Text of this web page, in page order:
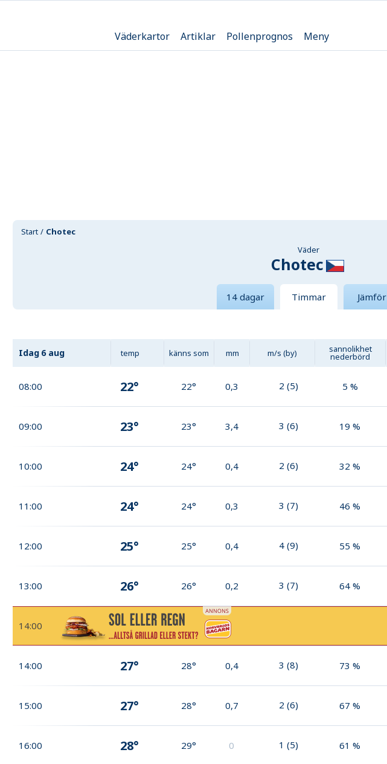
Väderkartor Artiklar Pollenprognos Meny
Start Chotec
Väder
Chotec
14 dagar Timmar Jämför
Idag 6 aug temp känns som mm m/s (by) sannolikhet
nederbörd
08:00 22° 22° 0,3 2 (5) 5 %
09:00 23° 23° 3,4 3 (6) 19 %
10:00 24° 24° 0,4 2 (6) 32 %
11:00 24° 24° 0,3 3 (7) 46 %
12:00 25° 25° 0,4 4 (9) 55 %
13:00 26° 26° 0,2 3 (7) 64 %
14:00
14:00 27° 28° 0,4 3 (8) 73 %
15:00 27° 28° 0,7 2 (6) 67 %
16:00 28° 29° 0 1 (5) 61 %